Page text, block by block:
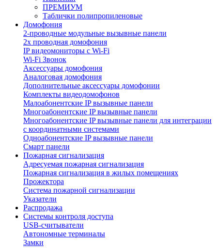
ПРЕМИУМ
Таблички полипропиленовые
Домофония
2-проводные модульные вызывные панели
2х проводная домофония
IP видеомониторы с Wi-Fi
Wi-Fi Звонок
Аксессуары домофония
Аналоговая домофония
Дополнительные аксессуары домофонии
Комплекты видеодомофонов
Малоабонентские IP вызывные панели
Многоабонентские IP вызывные панели
Многоабонентские IP вызывные панели для интеграции
с координатными системами
Одноабонентские IP вызывные панели
Смарт панели
Пожарная сигнализация
Адресуемая пожарная сигнализация
Пожарная сигнализация в жилых помещениях
Прожектора
Система пожарной сигнализации
Указатели
Распродажа
Системы контроля доступа
USB-считыватели
Автономные терминалы
Замки